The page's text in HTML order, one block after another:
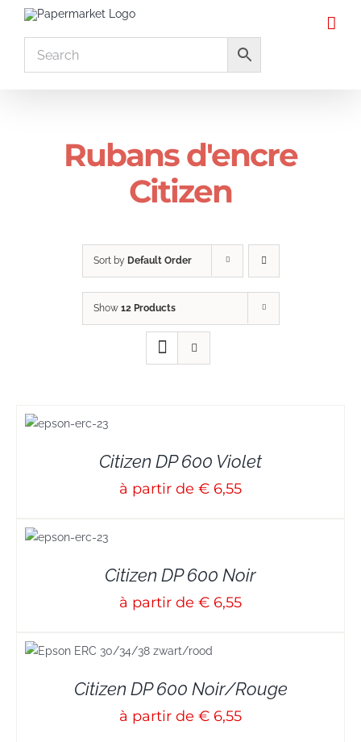
content
Rubans d'encre
Citizen
Sort by Default Order
Show 12 Products
Citizen DP 600 Violet
à partir de € 6,55
Citizen DP 600 Noir
à partir de € 6,55
Citizen DP 600 Noir/Rouge
à partir de € 6,55